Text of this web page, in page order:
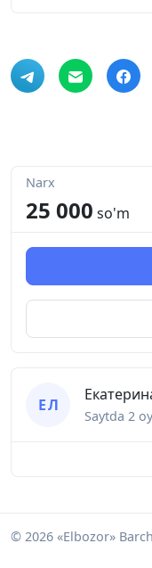
Narx
25 000 so'm
Е Л
Saytda 2 oy
© 2026 «Elbozor»